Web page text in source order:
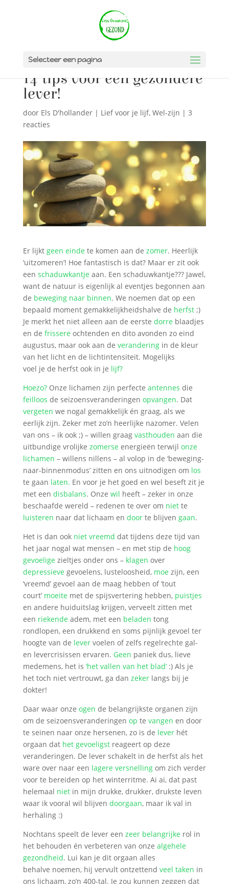
Selecteer een pagina
14 tips voor een gezondere
lever!
door Els D'hollander| Lief voor je lijf, Wel-zijn | 3
reacties
Er lijkt geen eindete komen aan de zomer. Heerlijk
‘uitzomeren’! Hoe fantastisch is dat? Maar er zit ook
een schaduwkantjeaan. Een schaduwkantje??? Jawel,
want de natuur is eigenlijk al eventjes begonnen aan
de beweging naar binnen. We noemen dat op een
bepaald moment gemakkelijkheidshalve de herfst ;)
Je merkt het niet alleen aan de eerste dorreblaadjes
en de frissereochtenden en dito avonden zo eind
augustus, maar ook aan de veranderingin de kleur
van het licht en de lichtintensiteit. Mogelijks
voel je de herfst ook in je lijf?
Hoezo?Onze lichamen zijn perfecte antennes die
feilloos de seizoensveranderingen opvangen. Dat
vergeten we nogal gemakkelijk én graag, als we
eerlijk zijn. Zeker met zo’n heerlijke nazomer. Velen
van ons – ik ook ;) – willen graag vasthouden aan die
uitbundige vrolijke zomerseenergieën terwijl onze
lichamen – willens nillens – al volop in de ‘beweging-
naar-binnenmodus’ zitten en ons uitnodigen om los
te gaan laten. En voor je het goed en wel beseft zit je
met een disbalans. Onze wil heeft – zeker in onze
beschaafde wereld – redenen te over om niette
luisteren naar dat lichaam en doorte blijven gaan.
Het is dan ookniet vreemd dat tijdens deze tijd van
het jaar nogal wat mensen – en met stip de hoog
gevoeligezieltjes onder ons – klagen over
depressievegevoelens, lusteloosheid, moezijn, een
‘vreemd’ gevoel aan de maag hebben of ’tout
court’ moeitemet de spijsvertering hebben, puistjes
en andere huiduitslag krijgen, verveelt zitten met
een riekendeadem, met een beladen tong
rondlopen, een drukkend en soms pijnlijk gevoel ter
hoogte van de levervoelen of zelfs regelrechte gal-
en levercrisissen ervaren. Geen paniek dus, lieve
medemens, het is ‘het vallen van het blad’:) Als je
het toch niet vertrouwt, ga dan zekerlangs bij je
dokter!
Daar waar onze ogen de belangrijkste organen zijn
om de seizoensveranderingen op te vangen en door
te seinen naar onze hersenen, zo is de leverhét
orgaan dat het gevoeligstreageert op deze
veranderingen. De lever schakelt in de herfst als het
ware over naar een lagere versnellingom zich verder
voor te bereiden op het winterritme. Ai ai, dat past
helemaal nietin mijn drukke, drukker, drukste leven
waar ik vooral wil blijven doorgaan, maar ik val in
herhaling :)
Nochtans speelt de lever een zeer belangrijkerol in
het behouden én verbeteren van onze algehele
gezondheid. Lui kan je dit orgaan alles
behalve noemen, hij vervult ontzettend veel taken in
ons lichaam, zo’n 400-tal. Je zou kunnen zeggen dat